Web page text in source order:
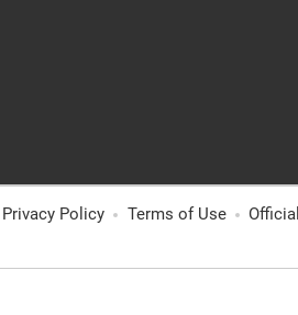
Privacy Policy Terms of Use